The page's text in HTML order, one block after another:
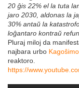
20 ĝis 22% el la tuta
jaro 2030, aldonas la
30% antaŭ la
loĝantaro kontraŭ
Pluraj miloj da
najbara urbo Kagoŝimo
reaktoro.
https://